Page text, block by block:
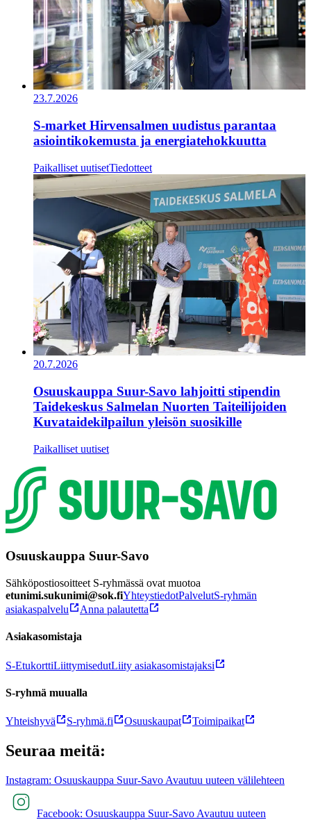
23.7.2026
S-market Hirvensalmen uudistus parantaa
asiointikokemusta ja energiatehokkuutta
Paikalliset uutisetTiedotteet
20.7.2026
Osuuskauppa Suur-Savo lahjoitti stipendin
Taidekeskus Salmelan Nuorten Taiteilijoiden
Kuvataidekilpailun yleisön suosikille
Paikalliset uutiset
Osuuskauppa Suur-Savo
Sähköpostiosoitteet S-ryhmässä ovat muotoa
etunimi.sukunimi@sok.fiYhteystiedotPalvelutS-ryhmän
asiakaspalvelu
Anna palautetta
Asiakasomistaja
S-EtukorttiLiittymisedutLiity asiakasomistajaksi
S-ryhmä muualla
Yhteishyvä S-ryhmä.fi Osuuskaupat Toimipaikat
Seuraa meitä:
Instagram: Osuuskauppa Suur-Savo Avautuu uuteen välilehteen
Facebook: Osuuskauppa Suur-Savo Avautuu uuteen